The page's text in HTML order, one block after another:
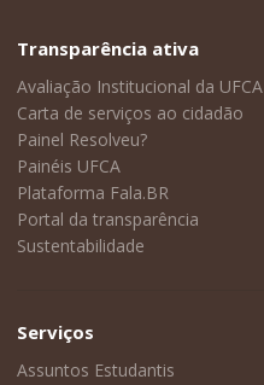
Transparência ativa
Avaliação Institucional da UFCA
Carta de serviços ao cidadão
Painel Resolveu?
Painéis UFCA
Plataforma Fala.BR
Portal da transparência
Sustentabilidade
Serviços
Assuntos Estudantis